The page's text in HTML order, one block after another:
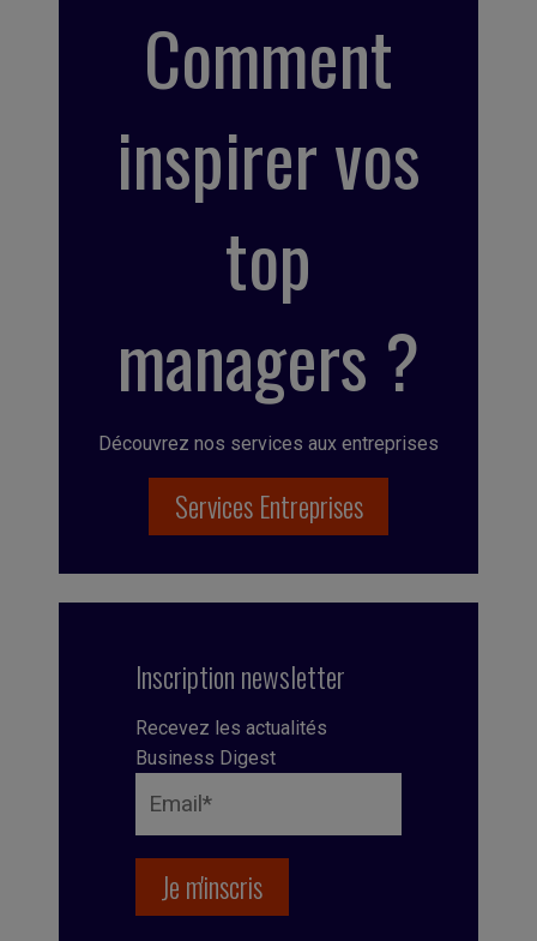
Comment
inspirer vos
top
managers ?
Découvrez nos services aux entreprises
Services Entreprises
Inscription newsletter
Recevez les actualités
Business Digest